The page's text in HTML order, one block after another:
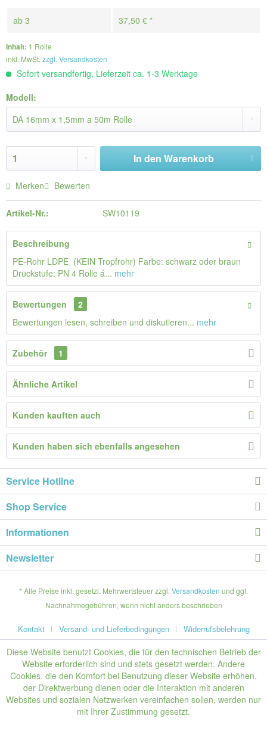
ab 3 37,50 € *
Inhalt: 1 Rolle
inkl. MwSt. zzgl. Versandkosten
Sofort versandfertig, Lieferzeit ca. 1-3 Werktage
Modell:
In den Warenkorb
Merken Bewerten
Artikel-Nr.: SW10119
Beschreibung
PE-Rohr LDPE (KEIN Tropfrohr) Farbe: schwarz oder braun
Druckstufe: PN 4 Rolle á... mehr
Bewertungen
2
Bewertungen lesen, schreiben und diskutieren... mehr
Zubehör 1
Ähnliche Artikel
Kunden kauften auch
Kunden haben sich ebenfalls angesehen
Service Hotline
Shop Service
Informationen
Newsletter
* Alle Preise inkl. gesetzl. Mehrwertsteuer zzgl. Versandkosten und ggf.
Nachnahmegebühren, wenn nicht anders beschrieben
Kontakt Versand- und Lieferbedingungen Widerrufsbelehrung
Diese Website benutzt Cookies, die für den technischen Betrieb der
Website erforderlich sind und stets gesetzt werden. Andere
Cookies, die den Komfort bei Benutzung dieser Website erhöhen,
der Direktwerbung dienen oder die Interaktion mit anderen
Websites und sozialen Netzwerken vereinfachen sollen, werden nur
mit Ihrer Zustimmung gesetzt.